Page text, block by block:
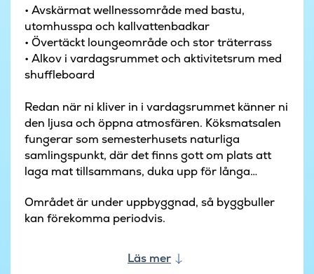
• Avskärmat wellnessområde med bastu,
utomhusspa och kallvattenbadkar
• Övertäckt loungeområde och stor träterrass
• Alkov i vardagsrummet och aktivitetsrum med
shuffleboard
Redan när ni kliver in i vardagsrummet känner ni
den ljusa och öppna atmosfären. Köksmatsalen
fungerar som semesterhusets naturliga
samlingspunkt, där det finns gott om plats att
laga mat tillsammans, duka upp för långa
vardagsrummet skapar en mysig hörna där man
kan fördjupa sig i en bok eller njuta av en lugn
stora fönsterpartierna släpper in ljuset och
skapar en fin koppling till terrassen.
Läs mer
Området är under uppbyggnad, så byggbuller
kan förekomma periodvis.